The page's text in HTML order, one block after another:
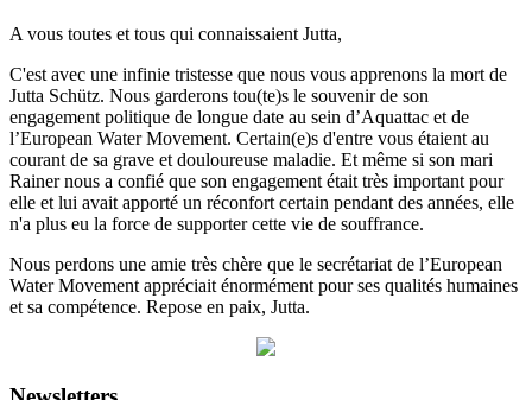
A vous toutes et tous qui connaissaient Jutta,
C'est avec une infinie tristesse que nous vous apprenons la mort de
Jutta Schütz. Nous garderons tou(te)s le souvenir de son
engagement politique de longue date au sein d’Aquattac et de
l’European Water Movement. Certain(e)s d'entre vous étaient au
courant de sa grave et douloureuse maladie. Et même si son mari
Rainer nous a confié que son engagement était très important pour
elle et lui avait apporté un réconfort certain pendant des années, elle
n'a plus eu la force de supporter cette vie de souffrance.
Nous perdons une amie très chère que le secrétariat de l’European
Water Movement appréciait énormément pour ses qualités humaines
et sa compétence. Repose en paix, Jutta.